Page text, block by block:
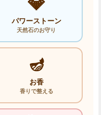
パワーストーン
天然石のお守り
🪔
お香
香りで整える